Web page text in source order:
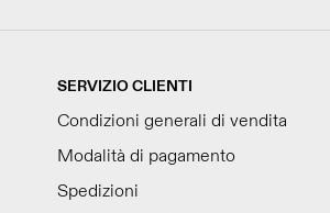
SERVIZIO CLIENTI
Condizioni generali di vendita
Modalità di pagamento
Spedizioni